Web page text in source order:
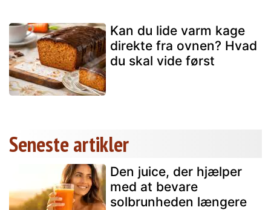
Kan du lide varm kage
direkte fra ovnen? Hvad
du skal vide først
Seneste artikler
Den juice, der hjælper
med at bevare
solbrunheden længere